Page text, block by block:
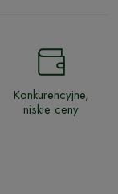
Konkurencyjne,
niskie ceny